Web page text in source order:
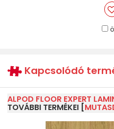
Kapcsolódó
ALPOD FLOOR EXPERT
TOVÁBBI TERMÉKEI [